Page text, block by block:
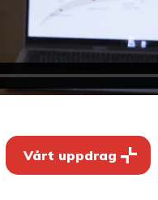
Vårt uppdrag